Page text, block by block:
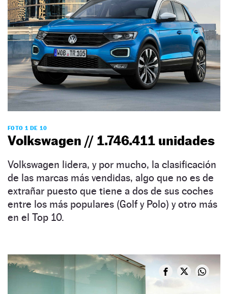
FOTO 1 DE 10
Volkswagen // 1.746.411 unidades
Volkswagen lidera, y por mucho, la clasificación
de las marcas más vendidas, algo que no es de
extrañar puesto que tiene a dos de sus coches
entre los más populares (Golf y Polo) y otro más
en el Top 10.